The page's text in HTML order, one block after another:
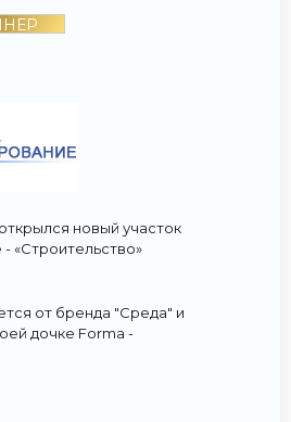
новый участок
«Строительство»
от бренда "Среда" и
дочке Forma -